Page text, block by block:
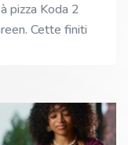
pizza Koda 2
Cette finiti